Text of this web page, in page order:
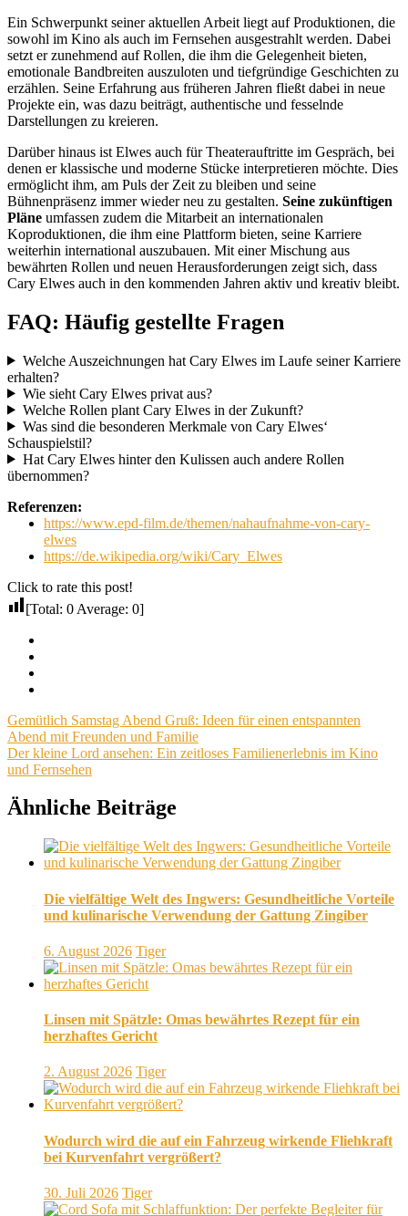
Ein Schwerpunkt seiner aktuellen Arbeit liegt auf Produktionen, die
sowohl im Kino als auch im Fernsehen ausgestrahlt werden. Dabei
setzt er zunehmend auf Rollen, die ihm die Gelegenheit bieten,
emotionale Bandbreiten auszuloten und tiefgründige Geschichten zu
erzählen. Seine Erfahrung aus früheren Jahren fließt dabei in neue
Projekte ein, was dazu beiträgt, authentische und fesselnde
Darstellungen zu kreieren.
Darüber hinaus ist Elwes auch für Theaterauftritte im Gespräch, bei
denen er klassische und moderne Stücke interpretieren möchte. Dies
ermöglicht ihm, am Puls der Zeit zu bleiben und seine
Bühnenpräsenz immer wieder neu zu gestalten. Seine zukünftigen
Pläne umfassen zudem die Mitarbeit an internationalen
Koproduktionen, die ihm eine Plattform bieten, seine Karriere
weiterhin international auszubauen. Mit einer Mischung aus
bewährten Rollen und neuen Herausforderungen zeigt sich, dass
Cary Elwes auch in den kommenden Jahren aktiv und kreativ bleibt.
FAQ: Häufig gestellte Fragen
Welche Auszeichnungen hat Cary Elwes im Laufe seiner Karriere
erhalten?
Wie sieht Cary Elwes privat aus?
Welche Rollen plant Cary Elwes in der Zukunft?
Was sind die besonderen Merkmale von Cary Elwes‘
Schauspielstil?
Hat Cary Elwes hinter den Kulissen auch andere Rollen
übernommen?
Referenzen:
https://www.epd-film.de/themen/nahaufnahme-von-cary-
elwes
https://de.wikipedia.org/wiki/Cary_Elwes
Click to rate this post!
[Total: 0 Average: 0]
Beitragsnavigation
Vorheriger
Beitrag:
Gemütlich Samstag Abend Gruß: Ideen für einen entspannten
Abend mit Freunden und Familie
Nächster
Beitrag:
Der kleine Lord ansehen: Ein zeitloses Familienerlebnis im Kino
und Fernsehen
Ähnliche Beiträge
Die vielfältige Welt des Ingwers: Gesundheitliche Vorteile
und kulinarische Verwendung der Gattung Zingiber
6. August 2026 Tiger
Linsen mit Spätzle: Omas bewährtes Rezept für ein
herzhaftes Gericht
2. August 2026 Tiger
Wodurch wird die auf ein Fahrzeug wirkende Fliehkraft
bei Kurvenfahrt vergrößert?
30. Juli 2026 Tiger